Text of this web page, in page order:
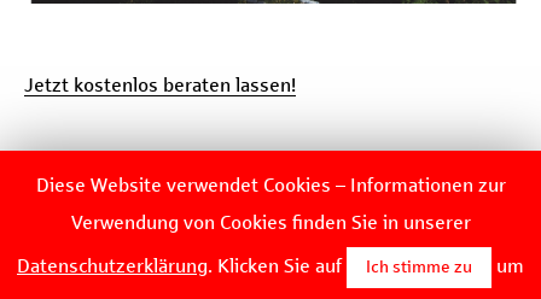
Jetzt kostenlos beraten lassen!
Diese Website verwendet Cookies – Informationen zur
Verwendung von Cookies finden Sie in unserer
Datenschutzerklärung. Klicken Sie auf Ich stimme zu
um